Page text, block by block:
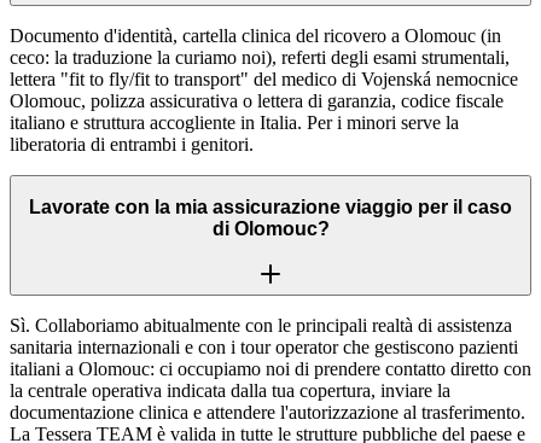
Documento d'identità, cartella clinica del ricovero a Olomouc (in
ceco: la traduzione la curiamo noi), referti degli esami strumentali,
lettera "fit to fly/fit to transport" del medico di Vojenská nemocnice
Olomouc, polizza assicurativa o lettera di garanzia, codice fiscale
italiano e struttura accogliente in Italia. Per i minori serve la
liberatoria di entrambi i genitori.
Lavorate con la mia assicurazione viaggio per il caso
di Olomouc?
Sì. Collaboriamo abitualmente con le principali realtà di assistenza
sanitaria internazionali e con i tour operator che gestiscono pazienti
italiani a Olomouc: ci occupiamo noi di prendere contatto diretto con
la centrale operativa indicata dalla tua copertura, inviare la
documentazione clinica e attendere l'autorizzazione al trasferimento.
La Tessera TEAM è valida in tutte le strutture pubbliche del paese e